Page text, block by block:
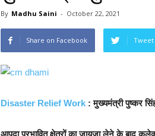
By Madhu Saini - October 22, 2021
Share on Facebook
Disaster Relief Work : मुख्यमंत्री पुष्कर
आपदा प्रभावित क्षेत्रों का जायजा लेने के बाद